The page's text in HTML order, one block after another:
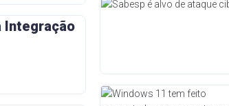
Integração